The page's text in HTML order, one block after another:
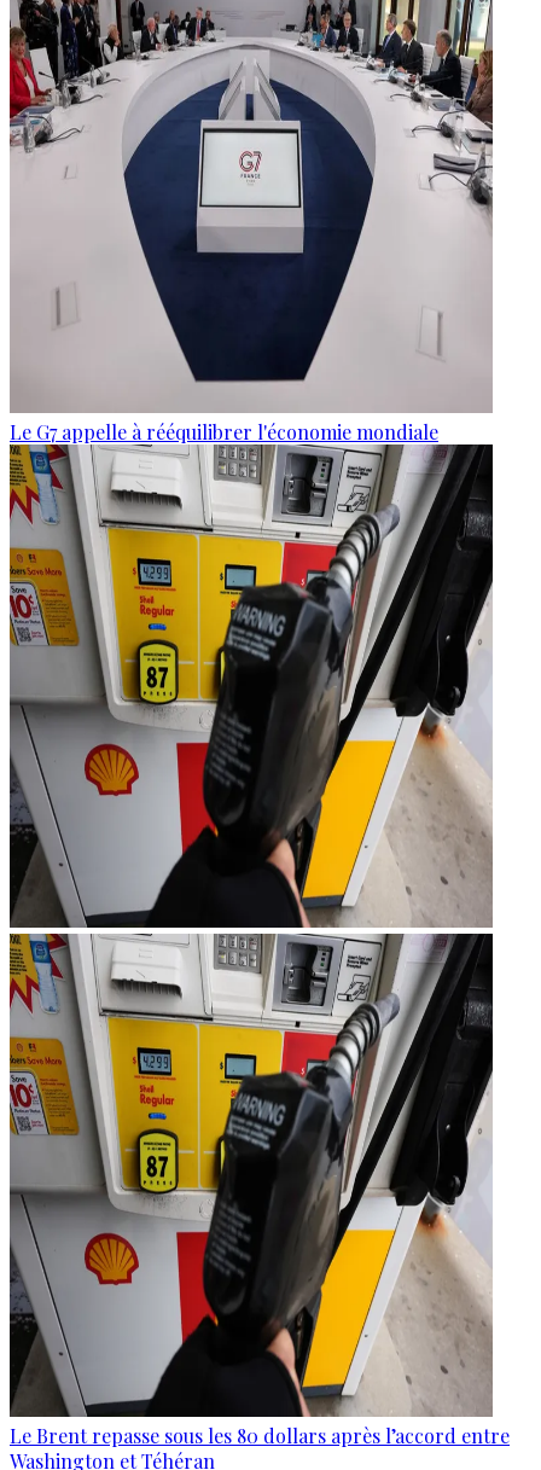
Le G7 appelle à rééquilibrer l'économie mondiale
Le Brent repasse sous les 80 dollars après l’accord entre
Washington et Téhéran